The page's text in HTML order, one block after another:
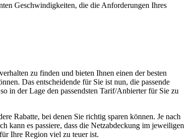
Geschwindigkeiten, die die Anforderungen Ihres
zu finden und bieten Ihnen einen der besten
Das entscheidende für Sie ist nun, die passende
in der Lage den passendsten Tarif/Anbierter für Sie zu
Rabatte, bei denen Sie richtig sparen können. Je nach
kann es passiere, dass die Netzabdeckung im jeweiligen
Ihre Region viel zu teuer ist.